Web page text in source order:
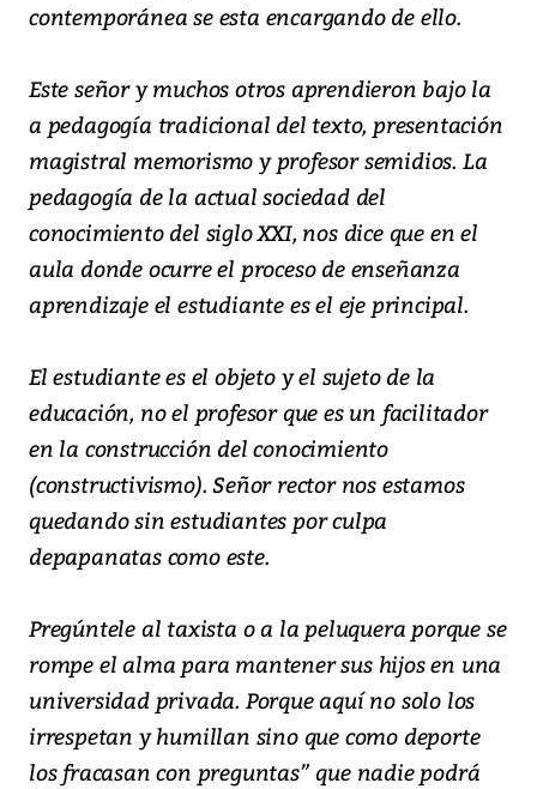
contemporánea se esta encargando de ello.
Este señor y muchos otros aprendieron bajo la
a pedagogía tradicional del texto, presentación
magistral memorismo y profesor semidios. La
pedagogía de la actual sociedad del
conocimiento del siglo XXI, nos dice que en el
aula donde ocurre el proceso de enseñanza
aprendizaje el estudiante es el eje principal.
El estudiante es el objeto y el sujeto de la
educación, no el profesor que es un facilitador
en la construcción del conocimiento
(constructivismo). Señor rector nos estamos
quedando sin estudiantes por culpa
depapanatas como este.
Pregúntele al taxista o a la peluquera porque se
rompe el alma para mantener sus hijos en una
universidad privada. Porque aquí no solo los
irrespetan y humillan sino que como deporte
los fracasan con preguntas” que nadie podrá